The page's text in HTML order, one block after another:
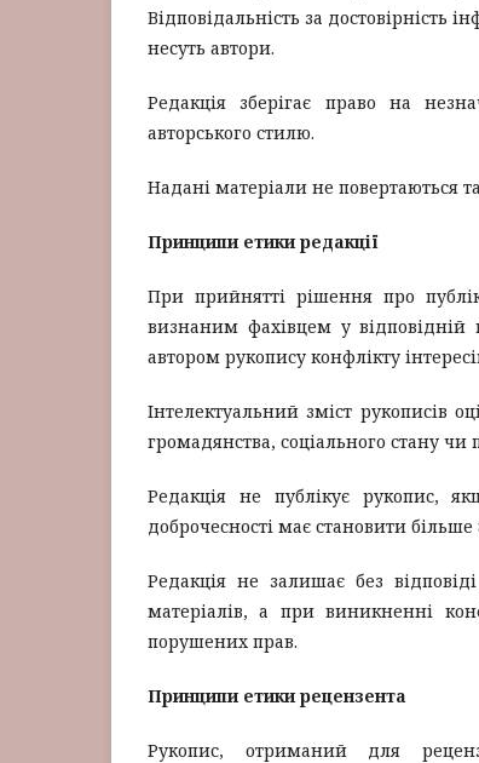
Відповідальність за достовірність
несуть автори.
Редакція зберігає право на
авторського стилю.
Надані матеріали не повертаються
Принципи етики редакції
При прийнятті рішення про
визнаним фахівцем у відповідній
автором рукопису конфлікту
Інтелектуальний зміст рукописів
громадянства, соціального стану чи
Редакція не публікує рукопис,
доброчесності має становити більше
Редакція не залишає без
матеріалів, а при виникненні
порушених прав.
Принципи етики рецензента
Рукопис, отриманий для